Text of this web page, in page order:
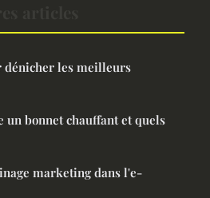
dénicher les meilleurs
un bonnet chauffant et quels
marketing dans l'e-